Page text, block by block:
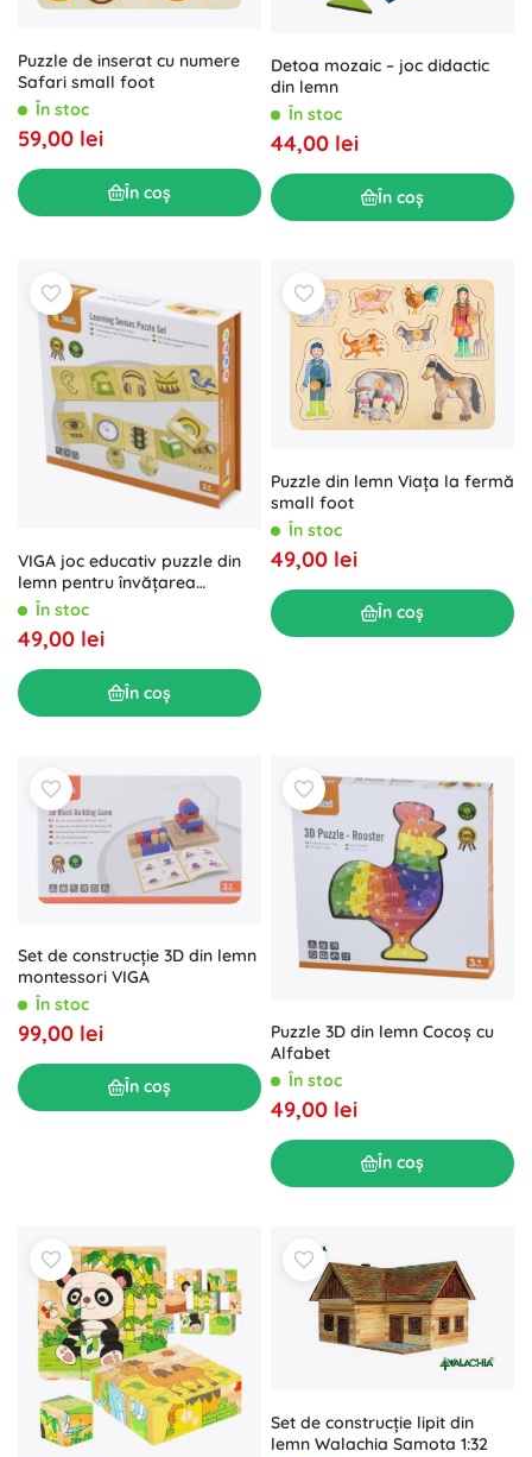
Puzzle de inserat cu numere
Safari small foot
În stoc
59,00 lei
În coș
Detoa mozaic – joc didactic
din lemn
În stoc
44,00 lei
În coș
VIGA joc educativ puzzle din
lemn pentru învățarea
simțurilor
În stoc
49,00 lei
În coș
Puzzle din lemn Viața la fermă
small foot
În stoc
49,00 lei
În coș
Set de construcție 3D din lemn
montessori VIGA
În stoc
99,00 lei
În coș
Puzzle 3D din lemn Cocoş cu
Alfabet
În stoc
49,00 lei
În coș
Set de construcție lipit din
lemn Walachia Samota 1:32